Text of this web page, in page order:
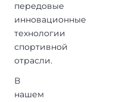
передовые
инновационные
технологии
спортивной
отрасли.
В
нашем